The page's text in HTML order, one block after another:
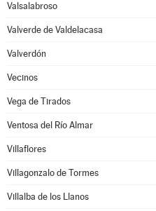
Valsalabroso
Valverde de Valdelacasa
Valverdón
Vecinos
Vega de Tirados
Ventosa del Río Almar
Villaflores
Villagonzalo de Tormes
Villalba de los Llanos